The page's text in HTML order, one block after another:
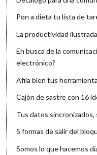
Pon a dieta tu lista de
La productividad ilustrada
En busca de la
electrónico?
Afila bien tus
Cajón de sastre con 16
Tus datos
5 formas de salir del
Somos lo que hacemos